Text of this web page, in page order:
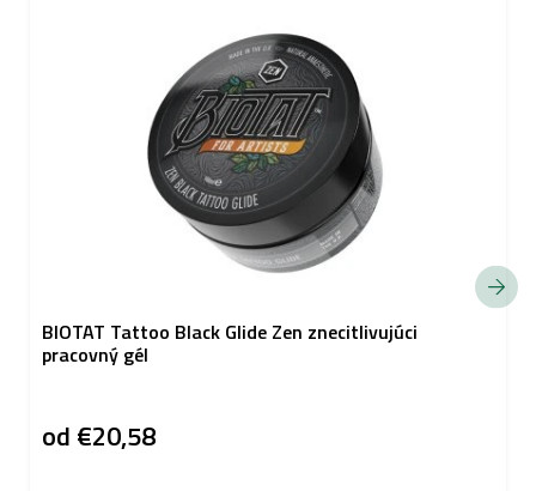
BIOTAT Tattoo Black Glide Zen znecitlivujúci
pracovný gél
od €20,58